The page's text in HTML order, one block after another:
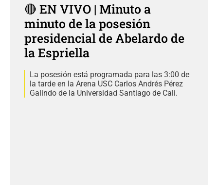
🔴 EN VIVO | Minuto a
minuto de la posesión
presidencial de Abelardo de
la Espriella
La posesión está programada para las 3:00 de
la tarde en la Arena USC Carlos Andrés Pérez
Galindo de la Universidad Santiago de Cali.